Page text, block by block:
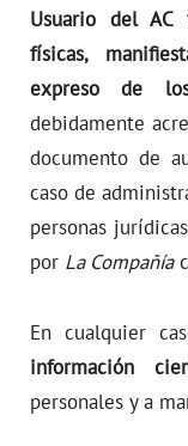
Usuario del AC
físicas,
expreso de
debidamente
documento de
caso de
personas
por La Compañía
En cualquier
información
personales y a